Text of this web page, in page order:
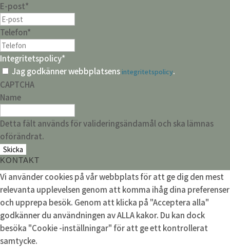
E-post*
Telefon*
Integritetspolicy*
Jag godkänner webbplatsensintegritetspolicy.
CAPTCHA
Name
Detta fält används för valideringsändamål och ska lämnas
oförändrat.
KONTAKT
Vi använder cookies på vår webbplats för att ge dig den mest
relevanta upplevelsen genom att komma ihåg dina preferenser
och upprepa besök. Genom att klicka på "Acceptera alla"
godkänner du användningen av ALLA kakor. Du kan dock
besöka "Cookie -inställningar" för att ge ett kontrollerat
samtycke.